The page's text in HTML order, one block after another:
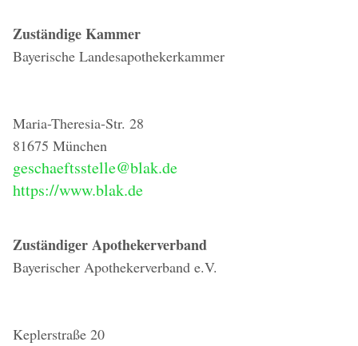
Zuständige Kammer
Bayerische Landesapothekerkammer
Maria-Theresia-Str. 28
81675 München
geschaeftsstelle@blak.de
https://www.blak.de
Zuständiger Apothekerverband
Bayerischer Apothekerverband e.V.
Keplerstraße 20